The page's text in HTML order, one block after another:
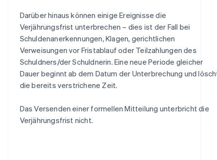
Darüber hinaus können einige Ereignisse die
Verjährungsfrist unterbrechen – dies ist der Fall bei
Schuldenanerkennungen, Klagen, gerichtlichen
Verweisungen vor Fristablauf oder Teilzahlungen des
Schuldners/der Schuldnerin. Eine neue Periode gleicher
Dauer beginnt ab dem Datum der Unterbrechung und
die bereits verstrichene Zeit.
Das Versenden einer formellen Mitteilung unterbricht die
Verjährungsfrist nicht.